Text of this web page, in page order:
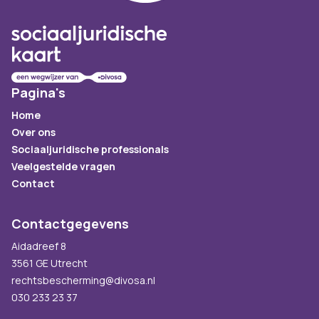
Pagina's
Home
Over ons
Sociaaljuridische professionals
Veelgestelde vragen
Contact
Contactgegevens
Aidadreef 8
3561 GE Utrecht
rechtsbescherming@divosa.nl
030 233 23 37